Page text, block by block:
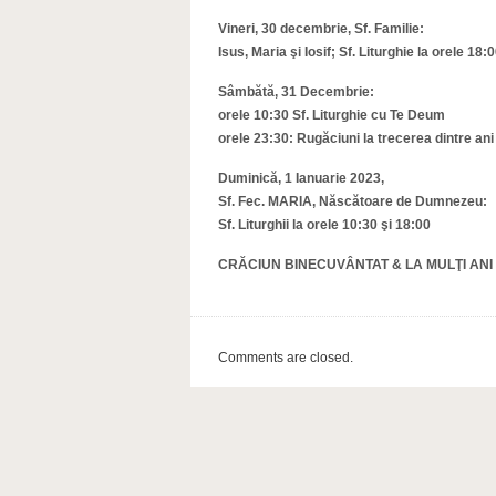
Vineri, 30 decembrie, Sf. Familie:
Isus, Maria şi Iosif; Sf. Liturghie la orele
Sâmbătă, 31 Decembrie:
orele 10:30 Sf. Liturghie cu Te Deum
orele 23:30: Rugăciuni la trecerea dintre ani
Duminică, 1 Ianuarie 2023,
Sf. Fec. MARIA, Născătoare de Dumnezeu:
Sf. Liturghii la orele 10:30 şi 18:00
CRĂCIUN BINECUVÂNTAT & LA MULŢI ANI
Comments are closed.